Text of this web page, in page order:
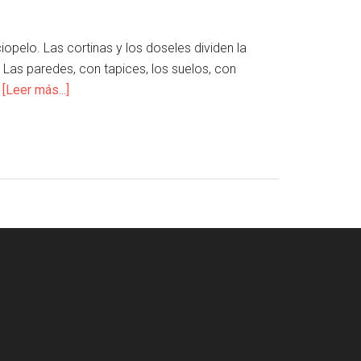
Las cortinas y los doseles dividen la
paredes, con tapices, los suelos, con
[Leer más...]